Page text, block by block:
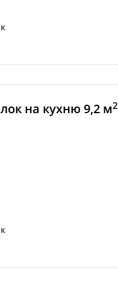
на кухню 9,2 м2